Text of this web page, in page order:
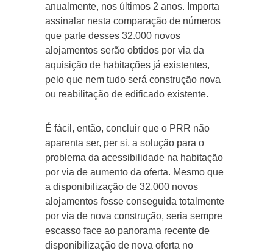
anualmente, nos últimos 2 anos. Importa
assinalar nesta comparação de números
que parte desses 32.000 novos
alojamentos serão obtidos por via da
aquisição de habitações já existentes,
pelo que nem tudo será construção nova
ou reabilitação de edificado existente.
É fácil, então, concluir que o PRR não
aparenta ser, per si, a solução para o
problema da acessibilidade na habitação
por via de aumento da oferta. Mesmo que
a disponibilização de 32.000 novos
alojamentos fosse conseguida totalmente
por via de nova construção, seria sempre
escasso face ao panorama recente de
disponibilização de nova oferta no